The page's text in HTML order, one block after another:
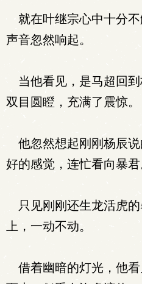
就在叶继宗心中十分
声音忽然响起。
当他看见，是马超回
双目圆瞪，充满了震惊。
他忽然想起刚刚杨辰
好的感觉，连忙看向暴君
只见刚刚还生龙活虎
上，一动不动。
借着幽暗的灯光，他